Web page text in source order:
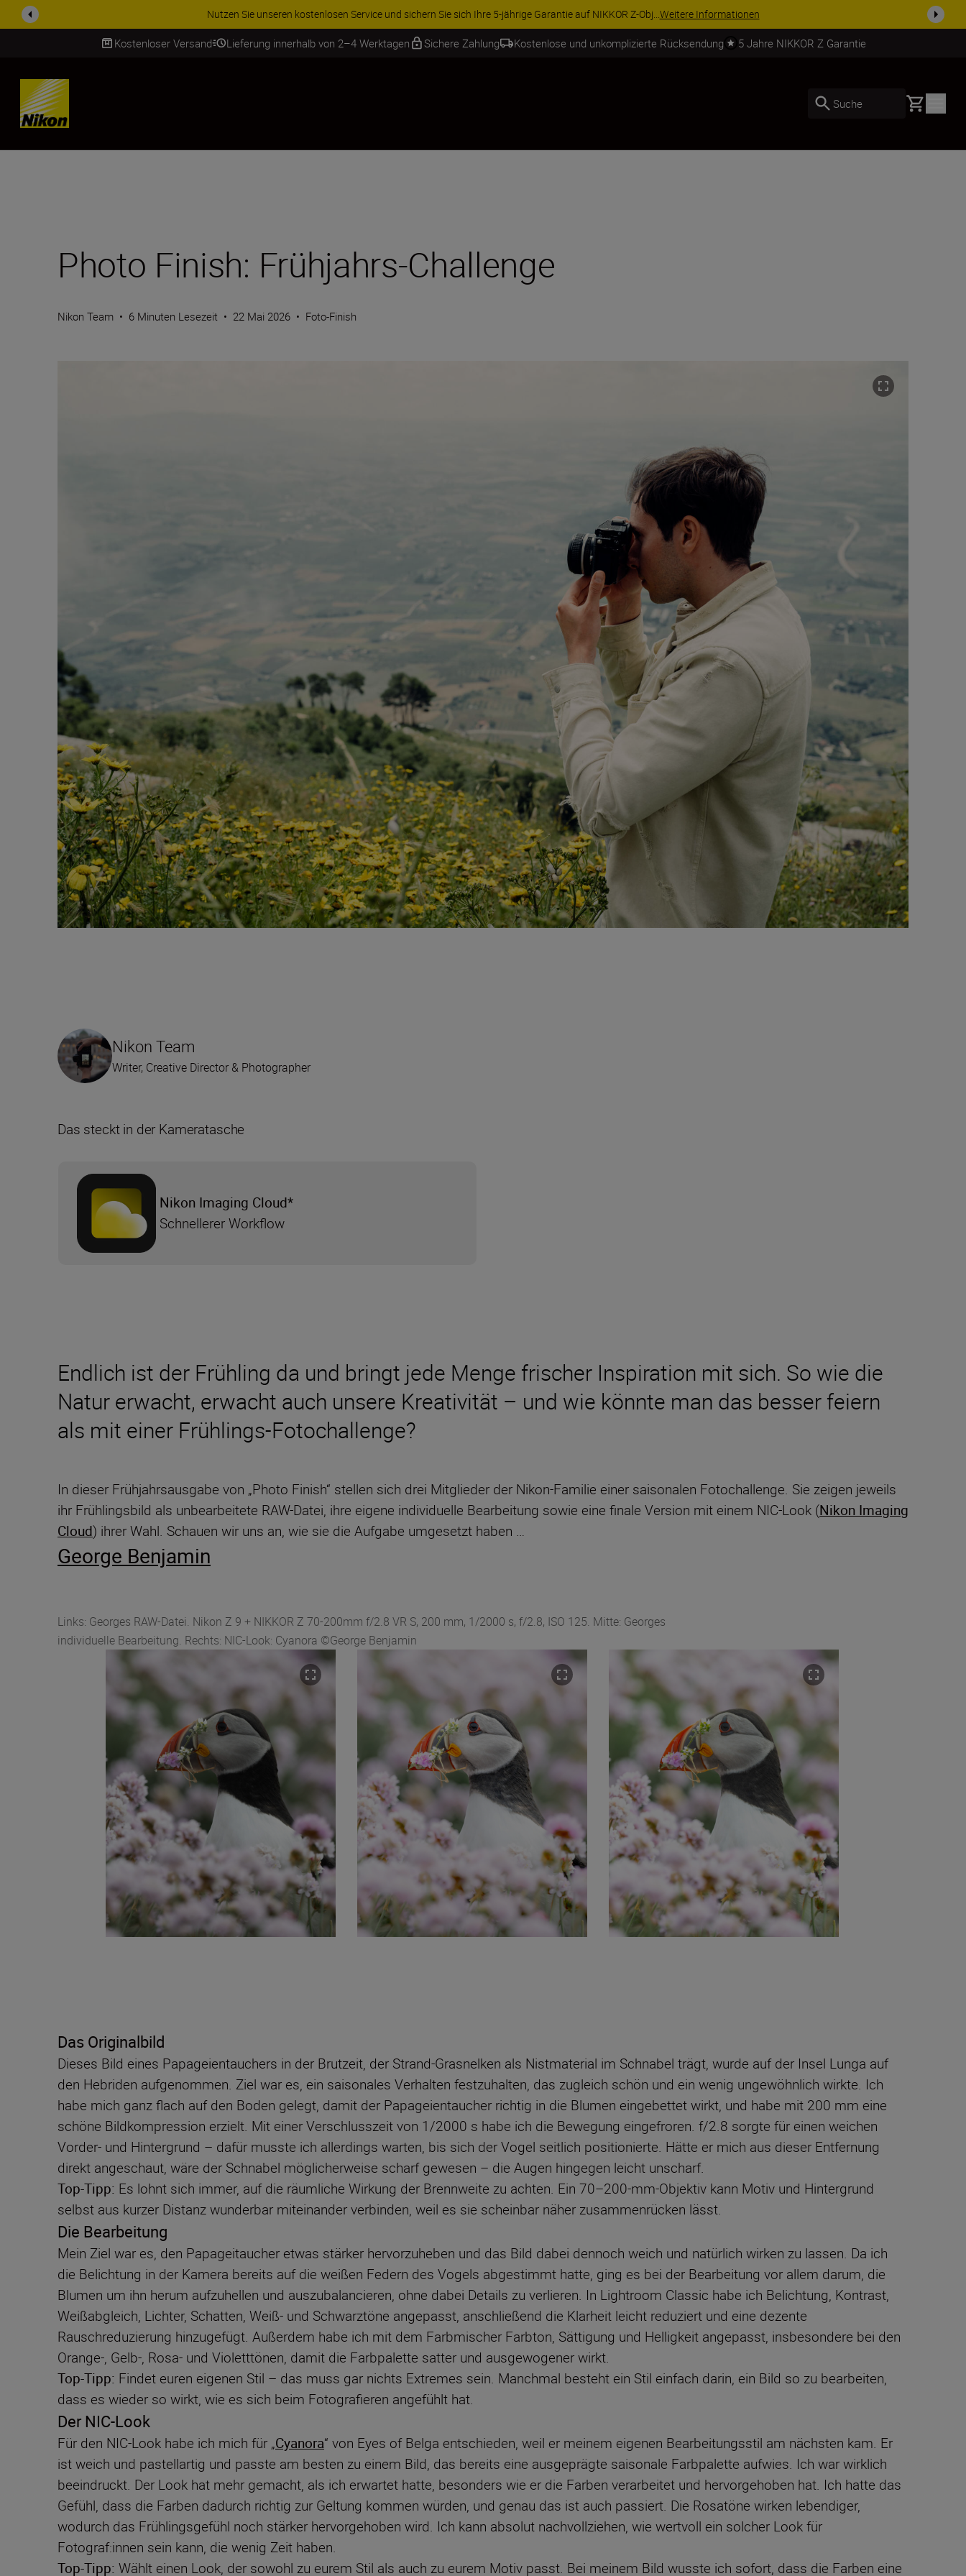
ZUBEHÖR IM ANGEBOT | Sparen Sie 15 % auf ausgewähltes Zubehör und vervollständigen Sie Ihre Ausrüstu...Jetzt einkaufen
Kostenloser Versand Lieferung innerhalb von 2–4 Werktagen Sichere Zahlung Kostenlose und unkomplizierte Rücksendung 5 Jahre NIKKOR Z Garantie
SKIP
Suche Basket
Photo Finish: Frühjahrs-Challenge
Nikon Team • 6 Minuten Lesezeit • 22 Mai 2026 • Foto-Finish
Endlich ist der Frühling da und bringt jede Menge frischer Inspiration mit sich. So wie die
Natur erwacht, erwacht auch unsere Kreativität – und wie könnte man das besser feiern
als mit einer Frühlings-Fotochallenge?
In dieser Frühjahrsausgabe von „Photo Finish“ stellen sich drei Mitglieder der Nikon-Familie einer saisonalen Fotochallenge. Sie zeigen jeweils
ihr Frühlingsbild als unbearbeitete RAW-Datei, ihre eigene individuelle Bearbeitung sowie eine finale Version mit einem NIC-Look (Nikon Imaging
Cloud) ihrer Wahl. Schauen wir uns an, wie sie die Aufgabe umgesetzt haben …
George Benjamin
Nikon Team
Writer, Creative Director & Photographer
Das steckt in der Kameratasche
Nikon Imaging Cloud*
Schnellerer Workflow
Links: Georges RAW-Datei. Nikon Z 9 + NIKKOR Z 70-200mm f/2.8 VR S, 200 mm, 1/2000 s, f/2.8, ISO 125. Mitte: Georges
individuelle Bearbeitung. Rechts: NIC-Look: Cyanora ©George Benjamin
Das Originalbild
Dieses Bild eines Papageientauchers in der Brutzeit, der Strand-Grasnelken als Nistmaterial im Schnabel trägt, wurde auf der Insel Lunga auf
den Hebriden aufgenommen. Ziel war es, ein saisonales Verhalten festzuhalten, das zugleich schön und ein wenig ungewöhnlich wirkte. Ich
habe mich ganz flach auf den Boden gelegt, damit der Papageientaucher richtig in die Blumen eingebettet wirkt, und habe mit 200 mm eine
schöne Bildkompression erzielt. Mit einer Verschlusszeit von 1/2000 s habe ich die Bewegung eingefroren. f/2.8 sorgte für einen weichen
Vorder- und Hintergrund – dafür musste ich allerdings warten, bis sich der Vogel seitlich positionierte. Hätte er mich aus dieser Entfernung
direkt angeschaut, wäre der Schnabel möglicherweise scharf gewesen – die Augen hingegen leicht unscharf.
Top-Tipp: Es lohnt sich immer, auf die räumliche Wirkung der Brennweite zu achten. Ein 70–200-mm-Objektiv kann Motiv und Hintergrund
selbst aus kurzer Distanz wunderbar miteinander verbinden, weil es sie scheinbar näher zusammenrücken lässt.
Die Bearbeitung
Mein Ziel war es, den Papageitaucher etwas stärker hervorzuheben und das Bild dabei dennoch weich und natürlich wirken zu lassen. Da ich
die Belichtung in der Kamera bereits auf die weißen Federn des Vogels abgestimmt hatte, ging es bei der Bearbeitung vor allem darum, die
Blumen um ihn herum aufzuhellen und auszubalancieren, ohne dabei Details zu verlieren. In Lightroom Classic habe ich Belichtung, Kontrast,
Weißabgleich, Lichter, Schatten, Weiß- und Schwarztöne angepasst, anschließend die Klarheit leicht reduziert und eine dezente
Rauschreduzierung hinzugefügt. Außerdem habe ich mit dem Farbmischer Farbton, Sättigung und Helligkeit angepasst, insbesondere bei den
Orange-, Gelb-, Rosa- und Violetttönen, damit die Farbpalette satter und ausgewogener wirkt.
Top-Tipp: Findet euren eigenen Stil – das muss gar nichts Extremes sein. Manchmal besteht ein Stil einfach darin, ein Bild so zu bearbeiten,
dass es wieder so wirkt, wie es sich beim Fotografieren angefühlt hat.
Der NIC-Look
Für den NIC-Look habe ich mich für „Cyanora“ von Eyes of Belga entschieden, weil er meinem eigenen Bearbeitungsstil am nächsten kam. Er
ist weich und pastellartig und passte am besten zu einem Bild, das bereits eine ausgeprägte saisonale Farbpalette aufwies. Ich war wirklich
beeindruckt. Der Look hat mehr gemacht, als ich erwartet hatte, besonders wie er die Farben verarbeitet und hervorgehoben hat. Ich hatte das
Gefühl, dass die Farben dadurch richtig zur Geltung kommen würden, und genau das ist auch passiert. Die Rosatöne wirken lebendiger,
wodurch das Frühlingsgefühl noch stärker hervorgehoben wird. Ich kann absolut nachvollziehen, wie wertvoll ein solcher Look für
Fotograf:innen sein kann, die wenig Zeit haben.
Top-Tipp: Wählt einen Look, der sowohl zu eurem Stil als auch zu eurem Motiv passt. Bei meinem Bild wusste ich sofort, dass die Farben eine